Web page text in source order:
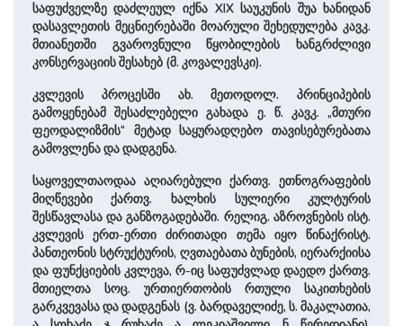
საფუძველზე დაძლეულ იქნა XIX საუკუნის შუა ხანიდან
დასავლეთის მეცნიერებაში მოარული შეხედულება კავკ.
მთიანეთში გვაროვნული წყობილების ხანგრძლივი
კონსერვაციის შესახებ (მ. კოვალევსკი).
კვლევის პროცესში ახ. მეთოდოლ. პრინციპების
გამოყენებამ შესაძლებელი გახადა ე. წ. კავკ. „მთური
ფეოდალიზმის“ მეტად საყურადღებო თავისებურებათა
გამოვლენა და დადგენა.
საყოველთაოდაა აღიარებული ქართვ. ეთნოგრაფების
მიღწევები ქართვ. ხალხის სულიერი კულტურის
შესწავლასა და განზოგადებაში. რელიგ. აზროვნების ისტ.
კვლევის ერთ-ერთი ძირითადი თემა იყო წინაქრისტ.
პანთეონის სტრუქტურის, ღვთაებათა ბუნების, იერარქიისა
და ფუნქციების კვლევა, რ-იც საფუძვლად დაედო ქართვ.
მთიელთა სოც. ურთიერთობის რთული საკითხების
გარკვევასა და დადგენას (ვ. ბარდაველიძე, ს. მაკალათია,